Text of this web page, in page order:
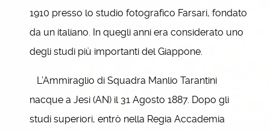
1910 presso lo studio fotografico Farsari, fondato
da un italiano. In quegli anni era considerato uno
degli studi più importanti del Giappone.
L’Ammiraglio di Squadra Manlio Tarantini
nacque a Jesi (AN) il 31 Agosto 1887. Dopo gli
studi superiori, entrò nella Regia Accademia